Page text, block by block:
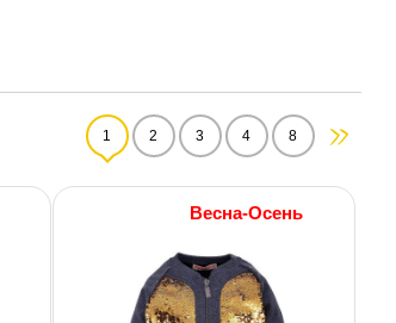
1 2 3 4 8
Весна-Осень